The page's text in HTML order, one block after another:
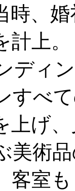
時、
計上
ディ
すべ
上げ
美術
客室